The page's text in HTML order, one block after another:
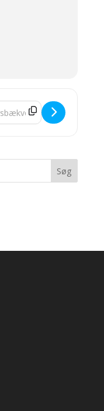
kl. 18.00-02.00
Address -